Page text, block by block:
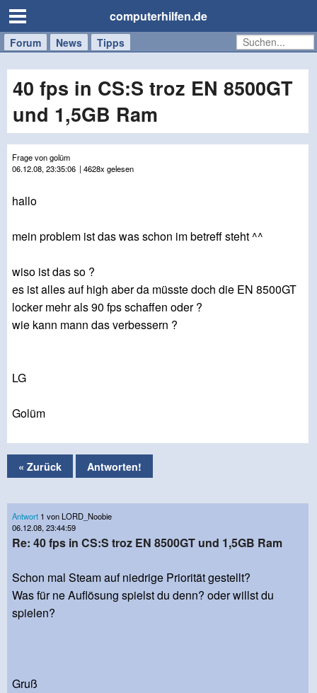
computerhilfen.de
Forum News Tipps
Handy
Tablet
Windows
Mac
40 fps in CS:S troz EN 8500GT
und 1,5GB Ram
Frage von golüm
06.12.08, 23:35:06 | 4628x gelesen
hallo
mein problem ist das was schon im betreff steht ^^
wiso ist das so ?
es ist alles auf high aber da müsste doch die EN 8500GT
locker mehr als 90 fps schaffen oder ?
wie kann mann das verbessern ?
LG
Golüm
« Zurück Antworten!
Antwort 1 von LORD_Noobie
06.12.08, 23:44:59
Re: 40 fps in CS:S troz EN 8500GT und 1,5GB Ram
Schon mal Steam auf niedrige Priorität gestellt?
Was für ne Auflösung spielst du denn? oder willst du
spielen?
Gruß